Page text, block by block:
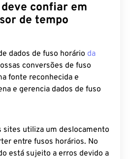
confiar em
de tempo
dados de fuso horário da
conversões de fuso
fonte reconhecida e
e gerencia dados de fuso
sites utiliza um deslocamento
entre fusos horários. No
está sujeito a erros devido a